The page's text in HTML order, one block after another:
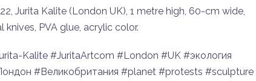
Jurita Kalite (London UK), 1 metre high, 60-cm wide,
knives, PVA glue, acrylic color.
Kalite #JuritaArtcom #London #UK #экология
#Великобритания #planet #protests #sculpture